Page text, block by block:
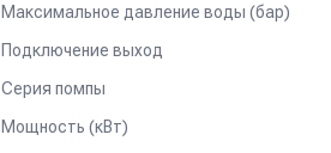
Максимальное давление воды (бар)
Подключение выход
Серия помпы
Мощность (кВт)